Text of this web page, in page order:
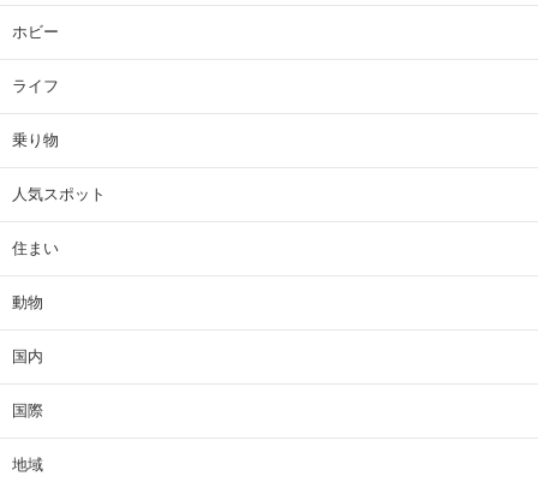
ホビー
ライフ
乗り物
人気スポット
住まい
動物
国内
国際
地域